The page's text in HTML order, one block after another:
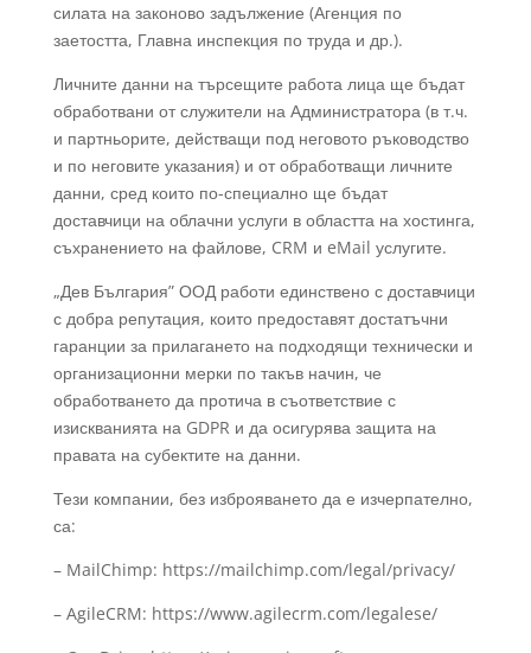
силата на законово задължение (Агенция по
заетостта, Главна инспекция по труда и др.).
Личните данни на търсещите работа лица ще бъдат
обработвани от служители на Администратора (в т.ч.
и партньорите, действащи под неговото ръководство
и по неговите указания) и от обработващи личните
данни, сред които по-специално ще бъдат
доставчици на облачни услуги в областта на хостинга,
съхранението на файлове, CRM и eMail услугите.
„Дев България” ООД работи единствено с доставчици
с добра репутация, които предоставят достатъчни
гаранции за прилагането на подходящи технически и
организационни мерки по такъв начин, че
обработването да протича в съответствие с
изискванията на GDPR и да осигурява защита на
правата на субектите на данни.
Тези компании, без изброяването да е изчерпателно,
са:
– MailChimp: https://mailchimp.com/legal/privacy/
– AgileCRM: https://www.agilecrm.com/legalese/